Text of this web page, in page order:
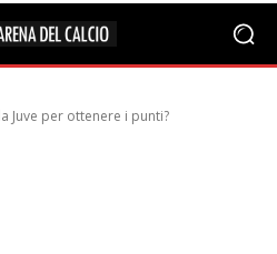
Juve per ottenere i punti?